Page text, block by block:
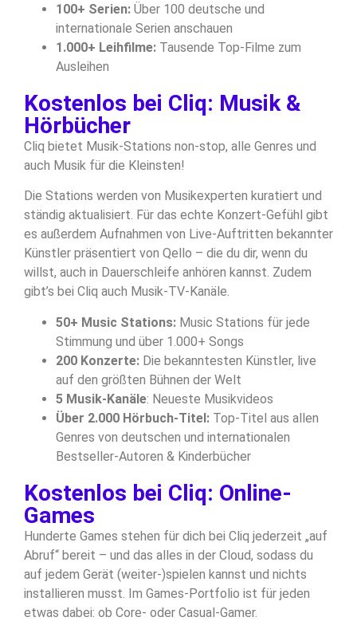
100+ Serien: Über 100 deutsche und
internationale Serien anschauen
1.000+ Leihfilme: Tausende Top-Filme zum
Ausleihen
Kostenlos bei Cliq: Musik &
Hörbücher
Cliq bietet Musik-Stations non-stop, alle Genres und
auch Musik für die Kleinsten!
Die Stations werden von Musikexperten kuratiert und
ständig aktualisiert. Für das echte Konzert-Gefühl gibt
es außerdem Aufnahmen von Live-Auftritten bekannter
Künstler präsentiert von Qello – die du dir, wenn du
willst, auch in Dauerschleife anhören kannst. Zudem
gibt’s bei Cliq auch Musik-TV-Kanäle.
50+ Music Stations: Music Stations für jede
Stimmung und über 1.000+ Songs
200 Konzerte: Die bekanntesten Künstler, live
auf den größten Bühnen der Welt
5 Musik-Kanäle: Neueste Musikvideos
Über 2.000 Hörbuch-Titel: Top-Titel aus allen
Genres von deutschen und internationalen
Bestseller-Autoren & Kinderbücher
Kostenlos bei Cliq: Online-
Games
Hunderte Games stehen für dich bei Cliq jederzeit „auf
Abruf“ bereit – und das alles in der Cloud, sodass du
auf jedem Gerät (weiter-)spielen kannst und nichts
installieren musst. Im Games-Portfolio ist für jeden
etwas dabei: ob Core- oder Casual-Gamer.